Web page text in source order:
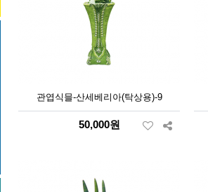
관엽식믈-산세베리아(탁상용)-9
50,000원